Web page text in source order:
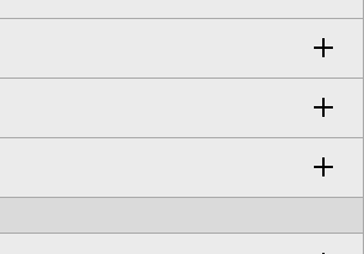
HOMME
BAG